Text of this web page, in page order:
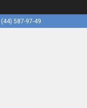
587-97-49